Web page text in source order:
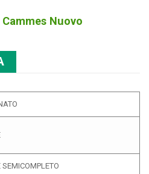
Nuovo
SEMICOMPLETO